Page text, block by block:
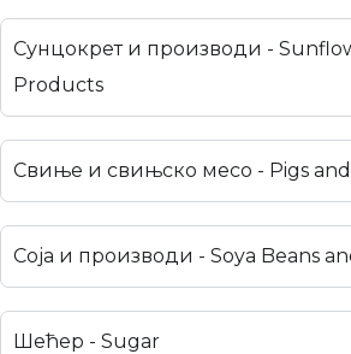
Сунцокрет и производи -
Products
Свиње и свињско месо - Pigs
Соја и производи - Soya Beans
Шећер - Sugar